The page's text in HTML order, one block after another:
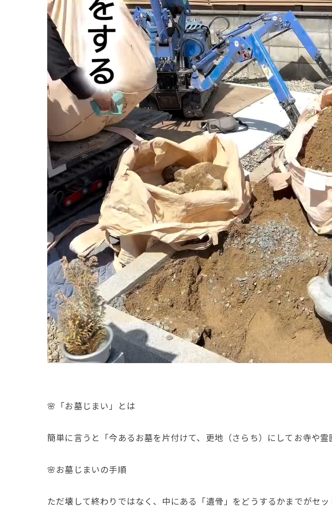
🌸「お墓じまい」とは
簡単に言うと「今あるお墓を片付けて、更地（さらち）にしてお寺や霊
🌸お墓じまいの手順
ただ壊して終わりではなく、中にある「遺骨」をどうするかまでがセッ